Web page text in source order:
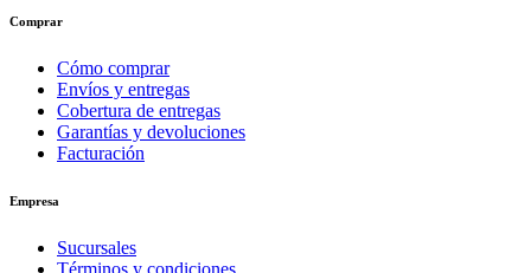
Comprar
Cómo comprar
Envíos y entregas
Cobertura de entregas
Garantías y devoluciones
Facturación
Empresa
Sucursales
Términos y condiciones